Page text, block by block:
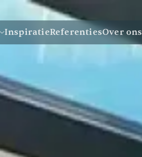
InspiratieReferentiesOver ons